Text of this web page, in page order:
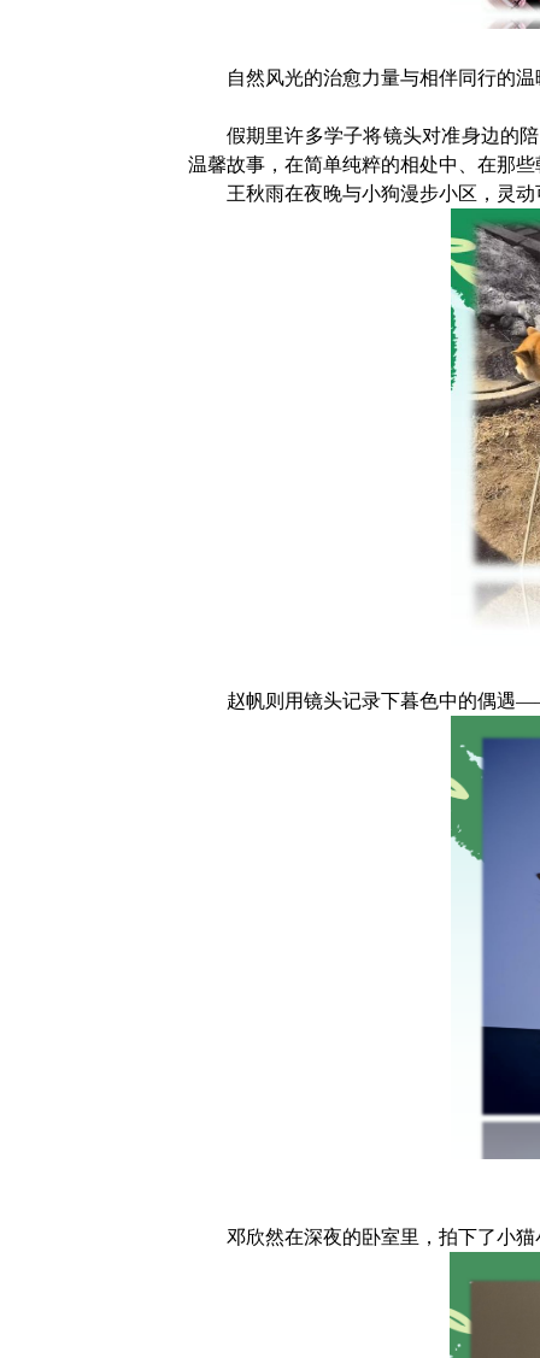
自然风光的治愈力量与相伴同行的
假期里许多学子将镜头对准身边的
温馨故事，在简单纯粹的相处中、在那
王秋雨在夜晚与小狗漫步小区，灵
赵帆则用镜头记录下暮色中的偶遇
邓欣然在深夜的卧室里，拍下了小